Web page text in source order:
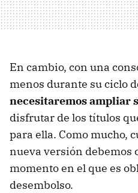
En cambio, con una
menos durante su ciclo
necesitaremos ampliar
disfrutar de los títulos
para ella. Como mucho,
nueva versión debemos
momento en el que es
desembolso.